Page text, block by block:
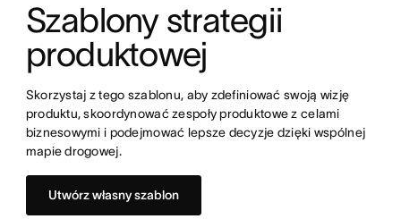
Szablony strategii
produktowej
Skorzystaj z tego szablonu, aby zdefiniować swoją wizję
produktu, skoordynować zespoły produktowe z celami
biznesowymi i podejmować lepsze decyzje dzięki wspólnej
mapie drogowej.
Utwórz własny szablon